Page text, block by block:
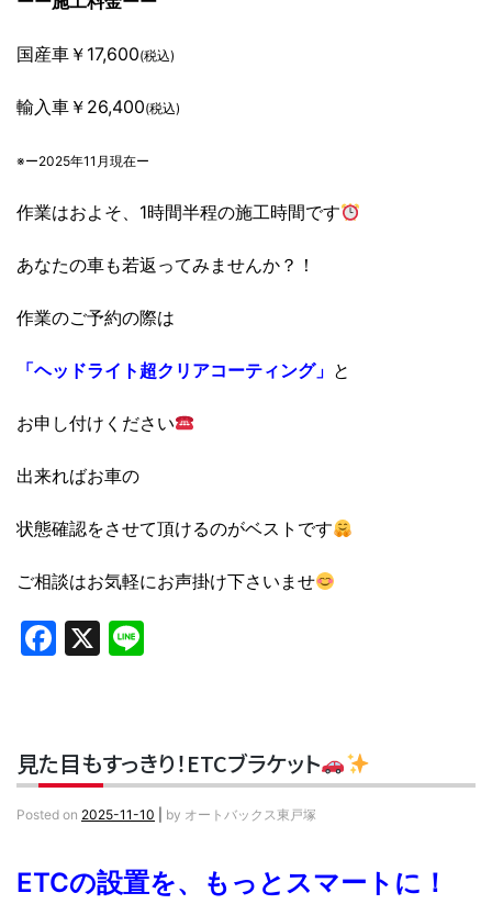
国産車￥17,600(税込)
輸入車￥26,400(税込)
※ー2025年11月現在ー
作業はおよそ、1時間半程の施工時間です
あなたの車も若返ってみませんか？！
作業のご予約の際は
「ヘッドライト超クリアコーティング」 と
お申し付けください
出来ればお車の
状態確認をさせて頂けるのがベストです
ご相談はお気軽にお声掛け下さいませ
Facebook
X
見た目もすっきり！ETCブラケット
Posted on 2025-11-10 by オートバックス東戸塚
ETCの設置を、もっとスマートに！